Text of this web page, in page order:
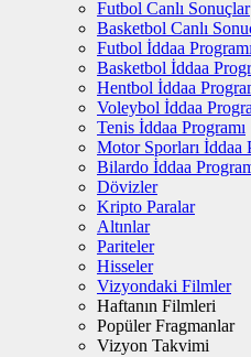
Futbol Canlı Sonuçlar
Basketbol Canlı
Futbol İddaa Programı
Basketbol İddaa
Hentbol İddaa
Voleybol İddaa
Tenis İddaa Programı
Motor Sporları İddaa
Bilardo İddaa
Dövizler
Kripto Paralar
Altınlar
Pariteler
Hisseler
Vizyondaki Filmler
Haftanın Filmleri
Popüler Fragmanlar
Vizyon Takvimi